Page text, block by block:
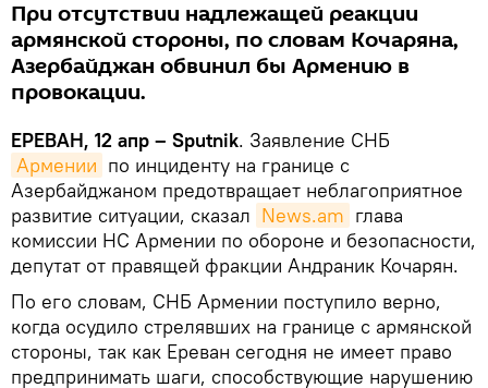
При отсутствии надлежащей реакции
армянской стороны, по словам Кочаряна,
Азербайджан обвинил бы Армению в
провокации.
ЕРЕВАН, 12 апр – Sputnik. Заявление СНБ
Армении по инциденту на границе с
Азербайджаном предотвращает неблагоприятное
развитие ситуации, сказал News.am глава
комиссии НС Армении по обороне и безопасности,
депутат от правящей фракции Андраник Кочарян.
По его словам, СНБ Армении поступило верно,
когда осудило стрелявших на границе с армянской
стороны, так как Ереван сегодня не имеет право
предпринимать шаги, способствующие нарушению